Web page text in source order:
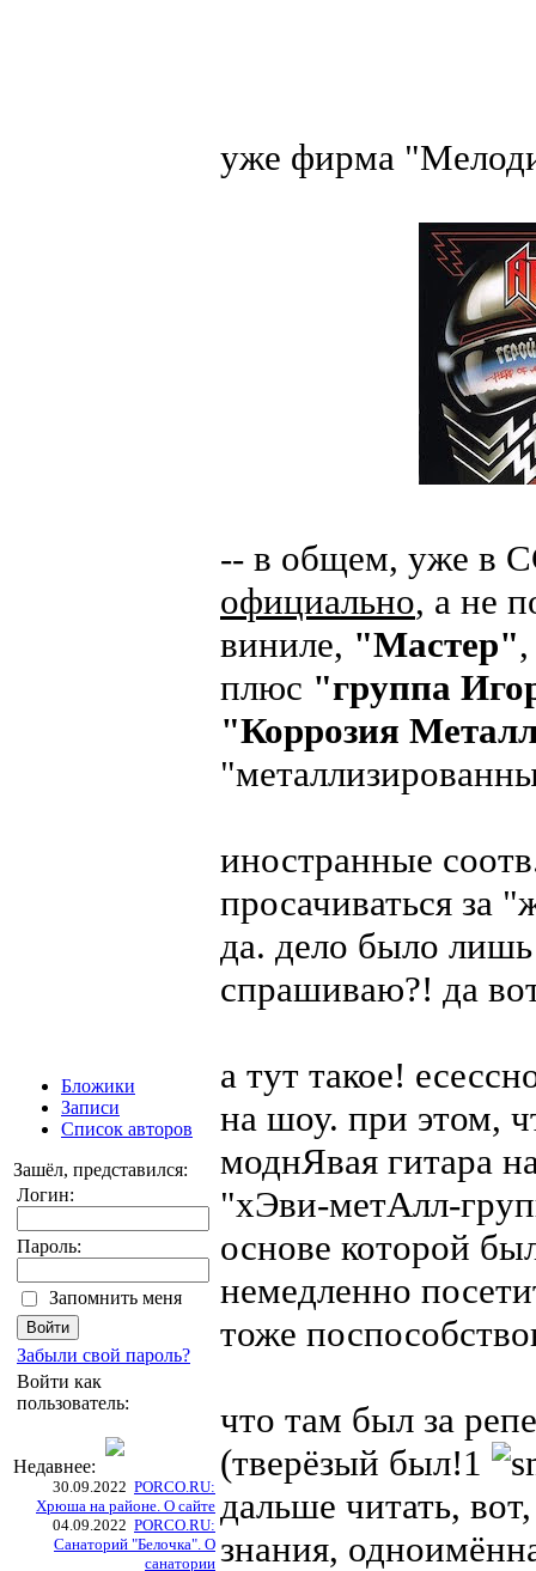
Бложики
Записи
Список авторов
Зашёл, представился:
Логин:
Пароль:
Запомнить меня
Забыли свой пароль?
Войти как
пользователь:
Недавнее:
30.09.2022 PORCO.RU:
Хрюша на районе. О сайте
04.09.2022 PORCO.RU:
Санаторий "Белочка". О
санатории
уже фирма
-- в общем, уже в
официально, а не
виниле, "Мастер"
плюс "группа
"Коррозия
иностранные
просачиваться за
да. дело было
спрашиваю?! да
а тут такое!
на шоу. при этом,
моднЯвая гитара
"хЭви-метАлл-
основе которой
немедленно
тоже
что там был за
(тверёзый был!1
дальше читать,
знания,